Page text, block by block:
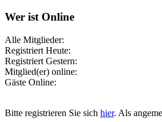
Wer ist Online
Alle Mitglieder:
Registriert Heute:
Registriert Gestern:
Mitglied(er) online:
Gäste Online:
Bitte registrieren Sie sich hier. Als